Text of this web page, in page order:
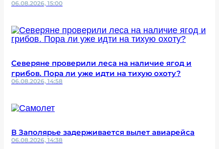
06.08.2026, 15:00
Северяне проверили леса на наличие ягод и
грибов. Пора ли уже идти на тихую охоту?
06.08.2026, 14:58
В Заполярье задерживается вылет авиарейса
06.08.2026, 14:38